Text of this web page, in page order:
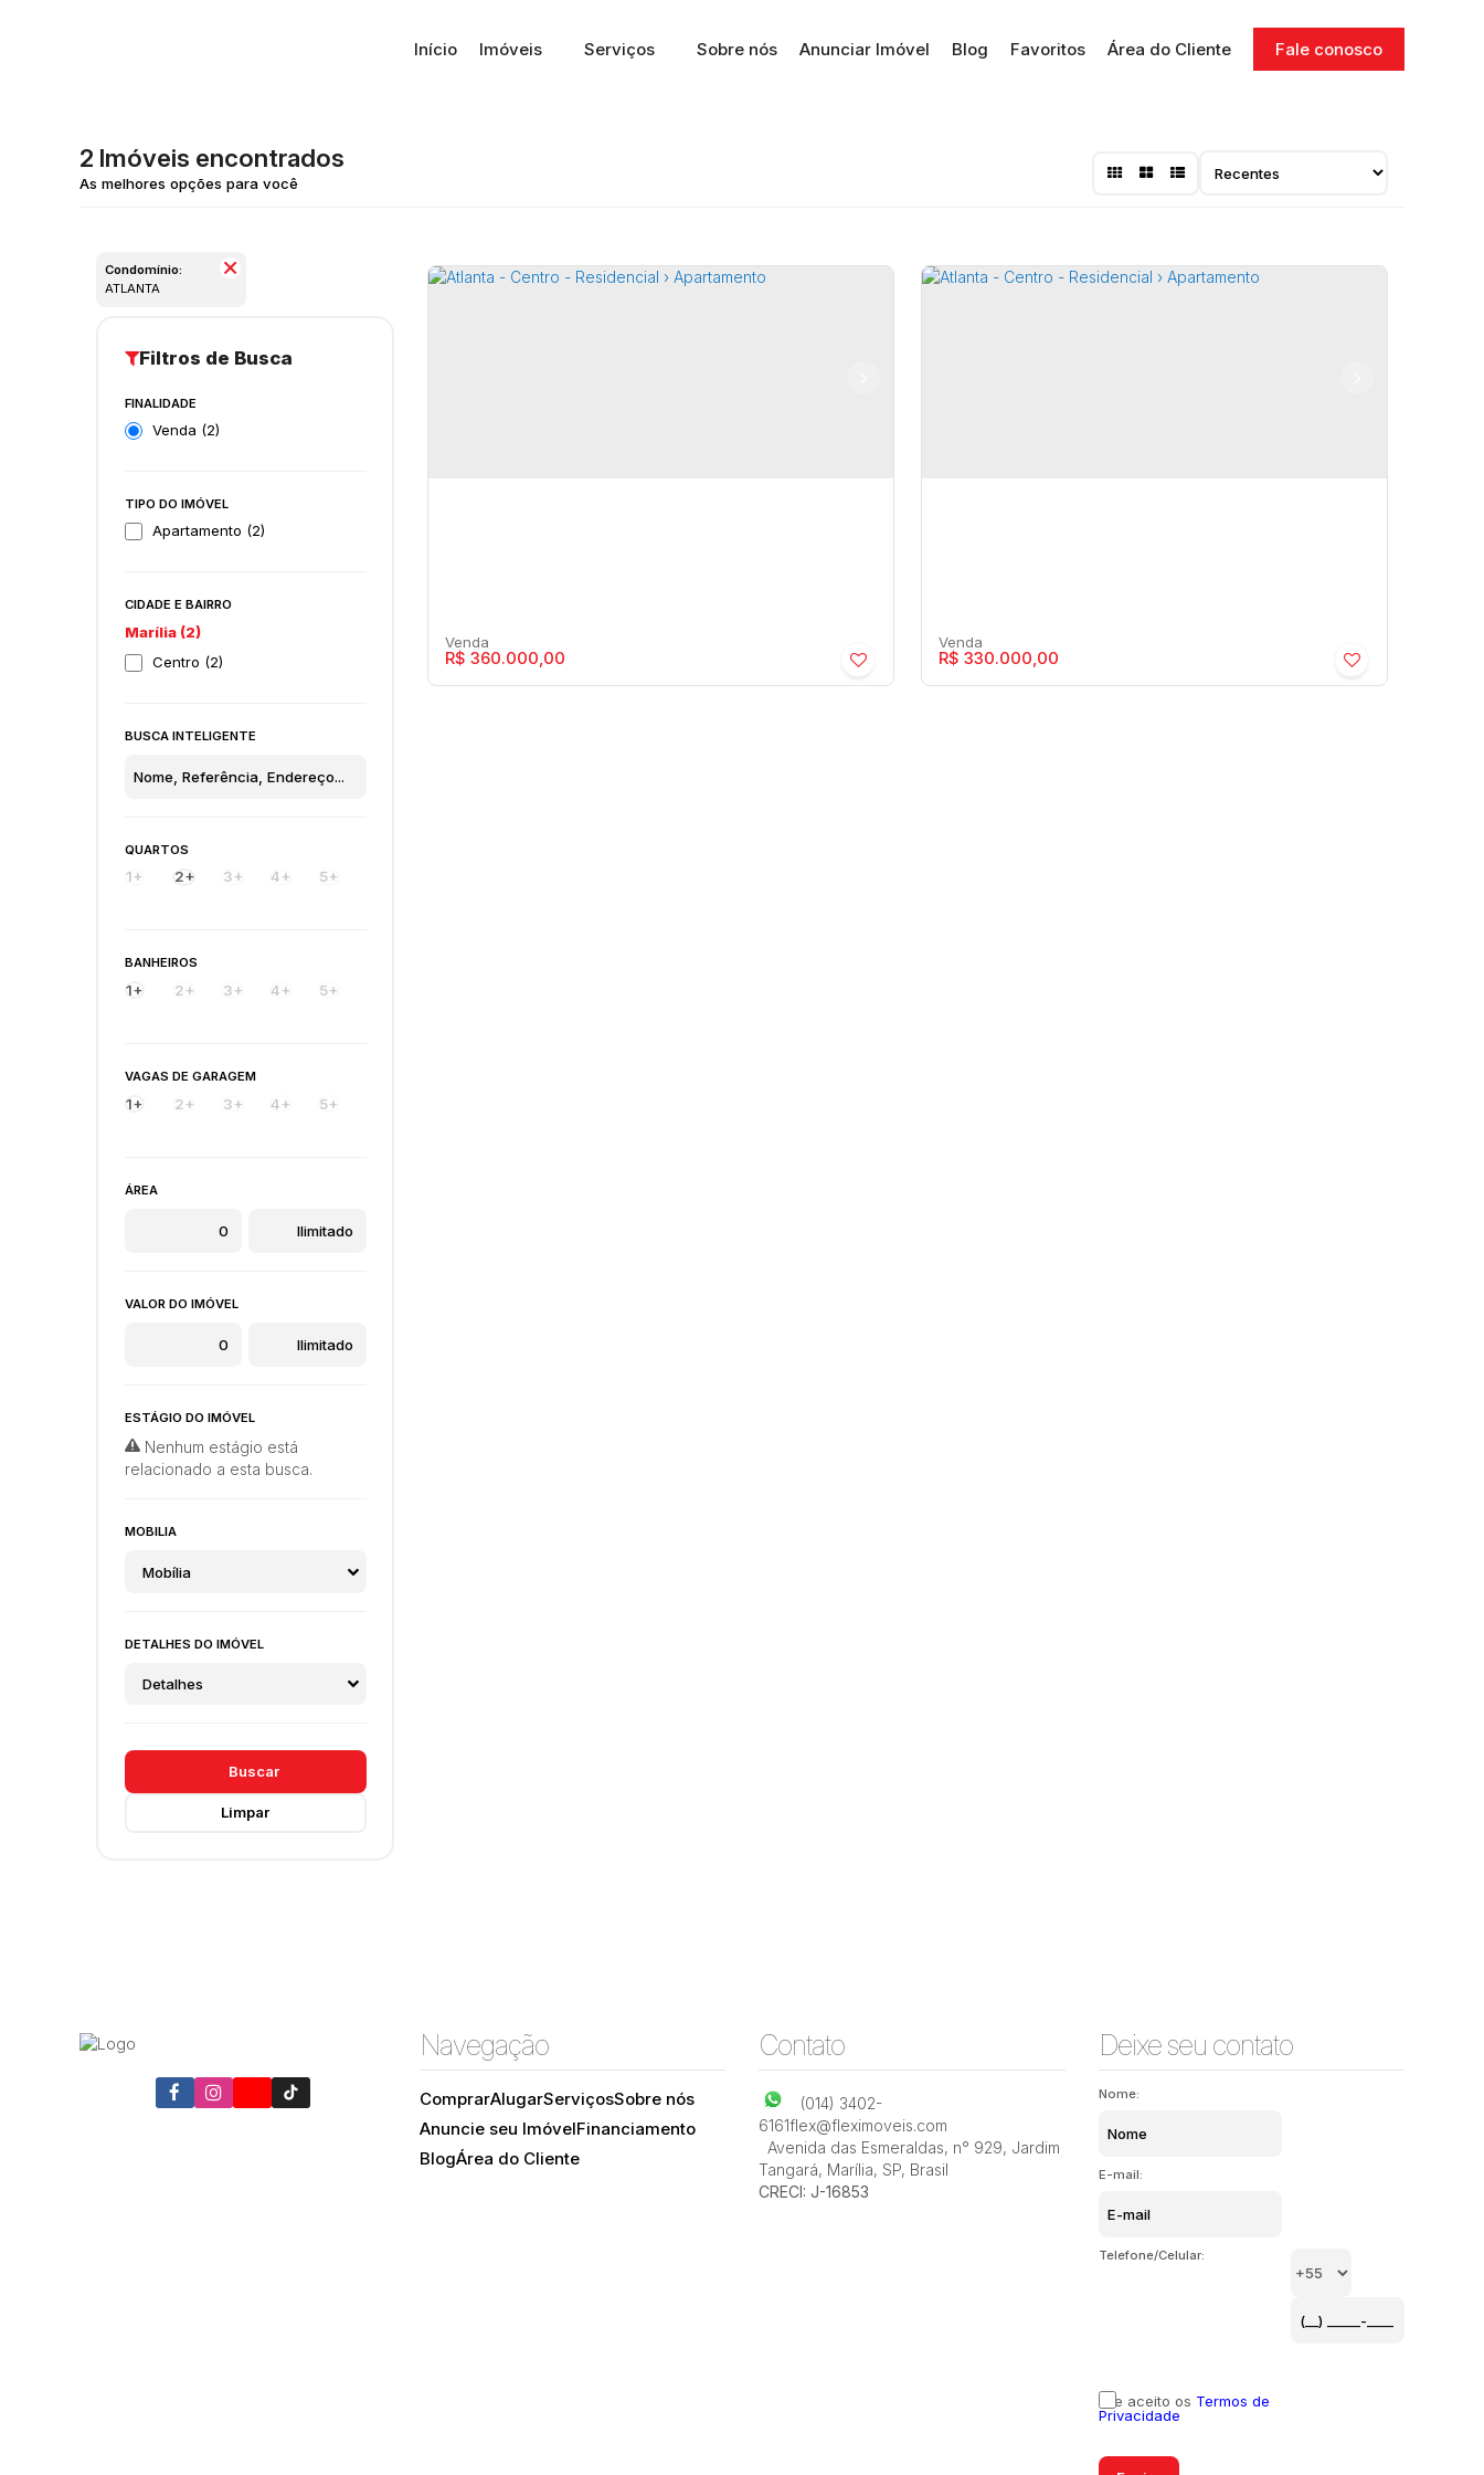
Fale conosco
Área do Cliente
Favoritos
Blog
Anunciar Imóvel
Sobre nós
Serviços
Imóveis
Início
2 Imóveis encontrados
Condomínio:
ATLANTA
FINALIDADE
Venda (2)
TIPO DO IMÓVEL
Apartamento (2)
CIDADE E BAIRRO
Marília (2)
Centro (2)
BUSCA INTELIGENTE
QUARTOS
1+ 2+ 3+ 4+ 5+
BANHEIROS
1+ 2+ 3+ 4+ 5+
VAGAS DE GARAGEM
1+ 2+ 3+ 4+ 5+
ÁREA
VALOR DO IMÓVEL
ESTÁGIO DO IMÓVEL
Nenhum estágio está
relacionado a esta busca.
MOBILIA
Mobília
DETALHES DO IMÓVEL
Detalhes
Buscar
Limpar
R$ 360.000,00 R$ 330.000,00
Navegação
ComprarAlugarServiçosSobre nós
Anuncie seu ImóvelFinanciamento
BlogÁrea do Cliente
Contato
(014) 3402-
6161flex@fleximoveis.com
Avenida das Esmeraldas, n° 929, Jardim
Tangará, Marília, SP, Brasil
CRECI: J-16853
Deixe seu contato
Nome:
E-mail:
Telefone/Celular:
Li e aceito os Termos de
Privacidade